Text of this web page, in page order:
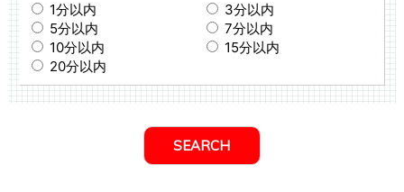
1分以内
3分以内
5分以内
7分以内
10分以内
15分以内
20分以内